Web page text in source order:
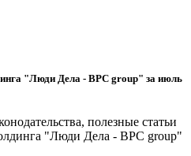
"Люди Дела - BPC group" за июль
полезные статьи
"Люди Дела - BPC group"